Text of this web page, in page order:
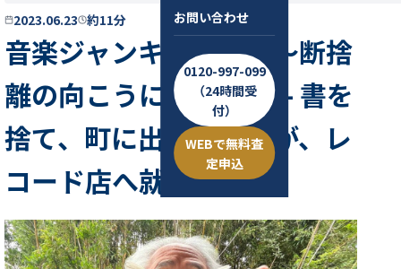
お問い合わせ
0120-997-099
（24時間受
付）
WEBで無料査
定申込
2023.06.23 約11分
音楽ジャンキー酔狂伝〜断捨
離の向こうに〜第27話 - 書を
捨て、町に出たつもりが、レ
コード店へ就職